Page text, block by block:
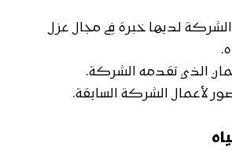
لديها خبرة في مجال عزل
الذي تقدمه الشركة.
لأعمال الشركة السابقة.